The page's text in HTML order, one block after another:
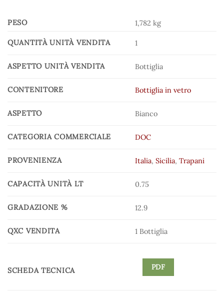
PESO 1,782 kg
QUANTITÀ UNITÀ VENDITA 1
ASPETTO UNITÀ VENDITA Bottiglia
CONTENITORE Bottiglia in vetro
ASPETTO Bianco
CATEGORIA COMMERCIALE DOC
PROVENIENZA Italia,Sicilia,Trapani
CAPACITÀ UNITÀ LT 0.75
GRADAZIONE % 12.9
QXC VENDITA 1 Bottiglia
SCHEDA TECNICA PDF